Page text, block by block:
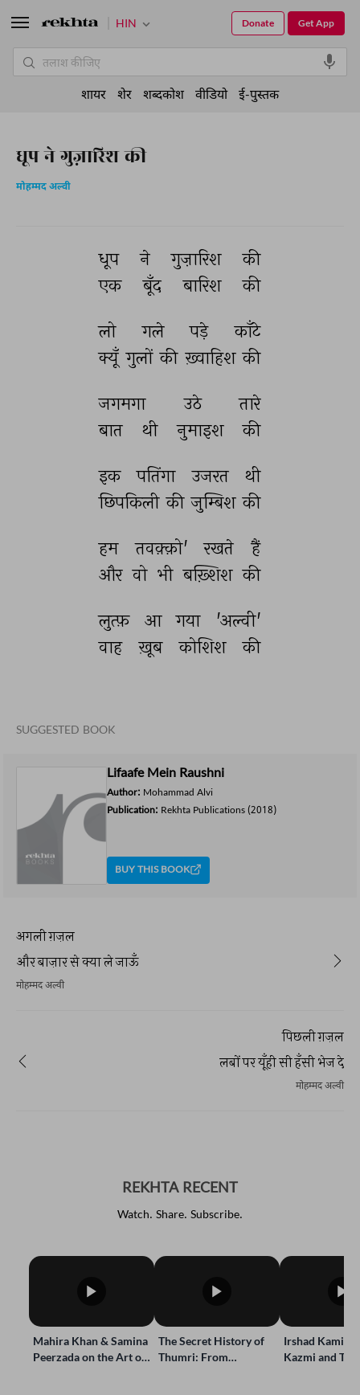
धूप ने गुज़ारिश की
मोहम्मद अल्वी
धूप ने गुज़ारिश
की
एक
बूँद बारिश की
लो गले पड़े
काँटे
क्यूँ गुलों की ख़्वाहिश की
जगमगा उठे
तारे
बात
थी नुमाइश की
इक पतिंगा उजरत
थी
छिपकिली की जुम्बिश की
हम तवक़्क़ो' रखते
हैं
और वो भी बख़्शिश की
लुत्फ़ आ गया
'अल्वी'
वाह
ख़ूब कोशिश की
SUGGESTED BOOK
Lifaafe Mein Raushni
Author: Mohammad Alvi
Publication: Rekhta Publications(2018)
BUY THIS BOOK
अगली ग़ज़ल
और बाज़ार से क्या ले जाऊँ
मोहम्मद अल्वी
पिछली ग़ज़ल
लबों पर यूँही सी हँसी भेज दे
मोहम्मद अल्वी
REKHTA RECENT
Watch. Share. Subscribe.
Mahira Khan & Samina
HIN Get App
Donate
शायर शेर शब्दकोश वीडियो ई-पुस्तक